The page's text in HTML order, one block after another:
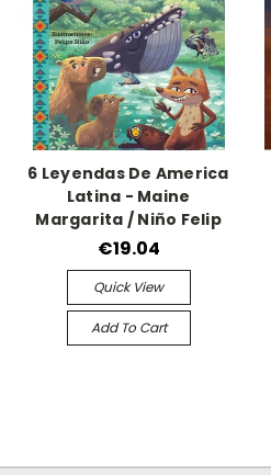
6 Leyendas De America
Latina - Maine
Margarita / Niño Felip
€19.04
Quick View
Add To Cart